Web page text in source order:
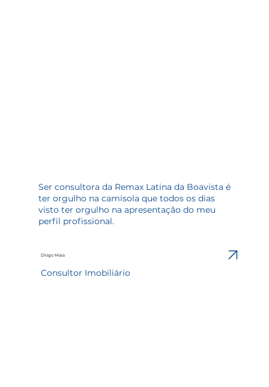
Ser consultora da Remax Latina da Boavista é
ter orgulho na camisola que todos os dias
visto ter orgulho na apresentação do meu
perfil profissional.
Diogo Maia
Consultor Imobiliário